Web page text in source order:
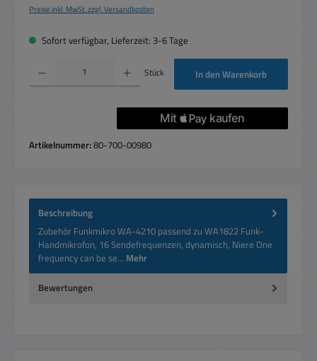
Preise inkl. MwSt. zzgl. Versandkosten
Sofort verfügbar, Lieferzeit: 3-6 Tage
Produkt Anzahl: Gib den gewünschten Wert ein oder benutze die Schaltflächen um
Stück In den Warenkorb
Artikelnummer:80-700-00980
Beschreibung
Zubehör Funkmikro WA-4210 passend zu WA1822 Funk-
Handmikrofon, 16 Sendefrequenzen, dynamisch, Niere One
frequency can be se… Mehr
Bewertungen